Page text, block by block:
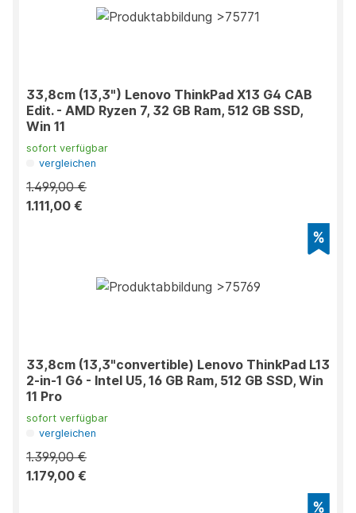
33,8cm (13,3") Lenovo ThinkPad X13 G4 CAB
Edit. - AMD Ryzen 7, 32 GB Ram, 512 GB SSD,
Win 11
sofort verfügbar
vergleichen
1.499,00 €
1.111,00 €
33,8cm (13,3"convertible) Lenovo ThinkPad L13
2-in-1 G6 - Intel U5, 16 GB Ram, 512 GB SSD, Win
11 Pro
sofort verfügbar
vergleichen
1.399,00 €
1.179,00 €